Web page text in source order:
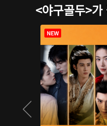
<야구골두>